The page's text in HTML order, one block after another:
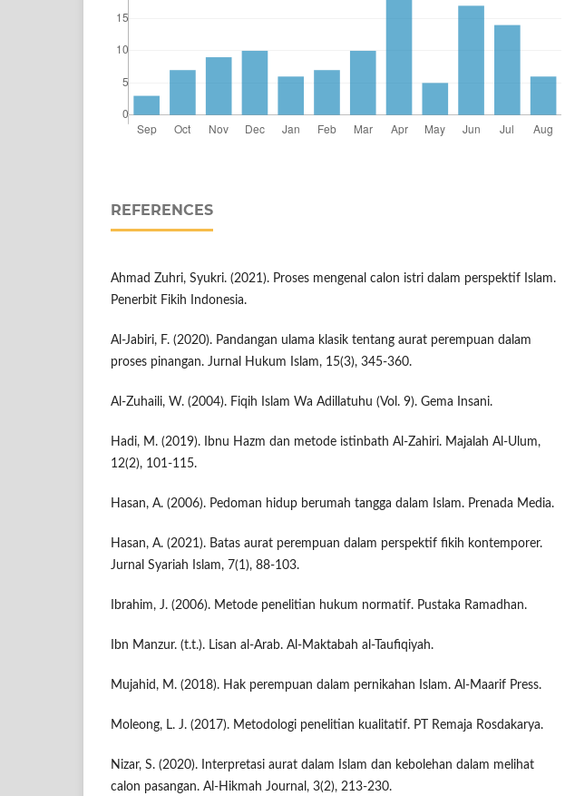
REFERENCES
Ahmad Zuhri, Syukri. (2021). Proses mengenal calon istri dalam perspektif Islam.
Penerbit Fikih Indonesia.
Al-Jabiri, F. (2020). Pandangan ulama klasik tentang aurat perempuan dalam
proses pinangan. Jurnal Hukum Islam, 15(3), 345-360.
Al-Zuhaili, W. (2004). Fiqih Islam Wa Adillatuhu (Vol. 9). Gema Insani.
Hadi, M. (2019). Ibnu Hazm dan metode istinbath Al-Zahiri. Majalah Al-Ulum,
12(2), 101-115.
Hasan, A. (2006). Pedoman hidup berumah tangga dalam Islam. Prenada Media.
Hasan, A. (2021). Batas aurat perempuan dalam perspektif fikih kontemporer.
Jurnal Syariah Islam, 7(1), 88-103.
Ibrahim, J. (2006). Metode penelitian hukum normatif. Pustaka Ramadhan.
Ibn Manzur. (t.t.). Lisan al-Arab. Al-Maktabah al-Taufiqiyah.
Mujahid, M. (2018). Hak perempuan dalam pernikahan Islam. Al-Maarif Press.
Moleong, L. J. (2017). Metodologi penelitian kualitatif. PT Remaja Rosdakarya.
Nizar, S. (2020). Interpretasi aurat dalam Islam dan kebolehan dalam melihat
calon pasangan. Al-Hikmah Journal, 3(2), 213-230.